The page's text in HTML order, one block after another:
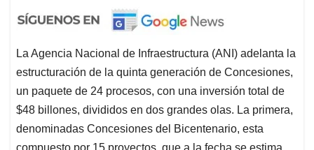
La Agencia Nacional de Infraestructura (ANI) adelanta la
estructuración de la quinta generación de Concesiones,
un paquete de 24 procesos, con una inversión total de
$48 billones, divididos en dos grandes olas. La primera,
denominadas Concesiones del Bicentenario, esta